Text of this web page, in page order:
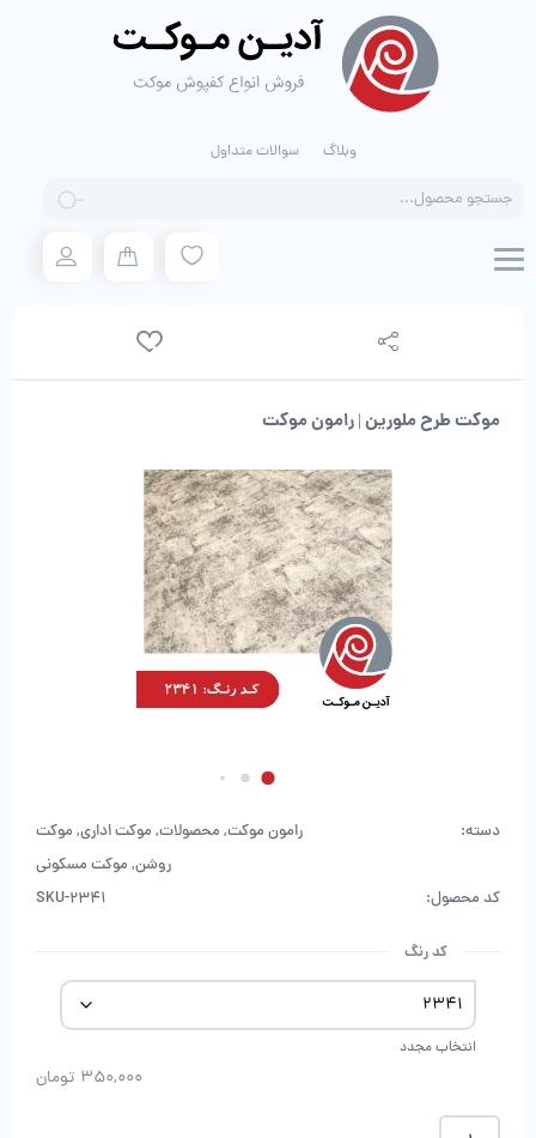
وبلاگ سوالات متداول
search
موکت طرح ملورین | رامون موکت
دسته: رامون موکت, محصولات, موکت اداری, موکت
روشن, موکت مسکونی
کد محصول:
SKU-2341
کد رنگ
انتخاب مجدد
350,000 تومان
موکت